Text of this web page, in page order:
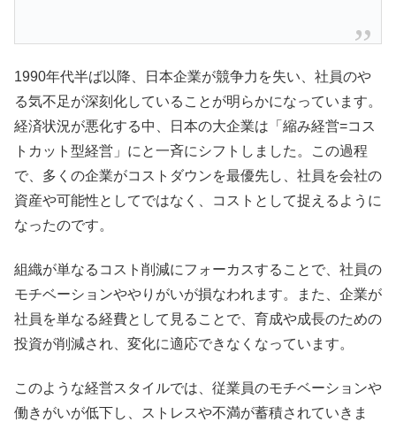
1990年代半ば以降、日本企業が競争力を失い、社員のや
る気不足が深刻化していることが明らかになっています。
経済状況が悪化する中、日本の大企業は「縮み経営=コス
トカット型経営」にと一斉にシフトしました。この過程
で、多くの企業がコストダウンを最優先し、社員を会社の
資産や可能性としてではなく、コストとして捉えるように
なったのです。
組織が単なるコスト削減にフォーカスすることで、社員の
モチベーションややりがいが損なわれます。また、企業が
社員を単なる経費として見ることで、育成や成長のための
投資が削減され、変化に適応できなくなっています。
このような経営スタイルでは、従業員のモチベーションや
働きがいが低下し、ストレスや不満が蓄積されていきま